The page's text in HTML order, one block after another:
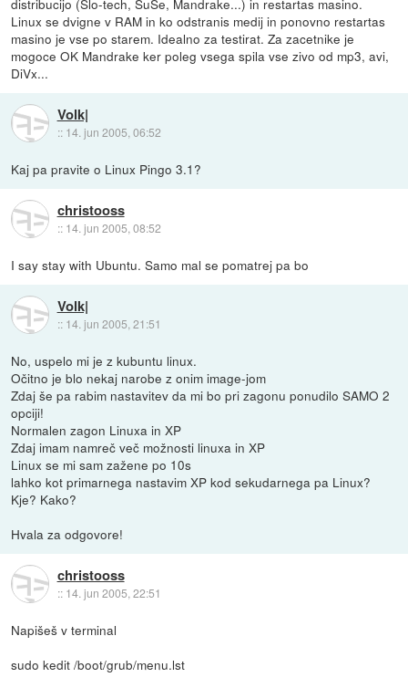
Linux se dvigne v RAM in ko odstranis medij in ponovno restartas
masino je vse po starem. Idealno za testirat. Za zacetnike je
mogoce OK Mandrake ker poleg vsega spila vse zivo od mp3, avi,
DiVx...
Volk|
:: 14. jun 2005, 06:52
Kaj pa pravite o Linux Pingo 3.1?
christooss
:: 14. jun 2005, 08:52
I say stay with Ubuntu. Samo mal se pomatrej pa bo
Volk|
:: 14. jun 2005, 21:51
No, uspelo mi je z kubuntu linux.
Očitno je blo nekaj narobe z onim image-jom
Zdaj še pa rabim nastavitev da mi bo pri zagonu ponudilo SAMO 2
opciji!
Normalen zagon Linuxa in XP
Zdaj imam namreč več možnosti linuxa in XP
Linux se mi sam zažene po 10s
lahko kot primarnega nastavim XP kod sekudarnega pa Linux?
Kje? Kako?
Hvala za odgovore!
christooss
:: 14. jun 2005, 22:51
Napišeš v terminal
sudo kedit /boot/grub/menu.lst